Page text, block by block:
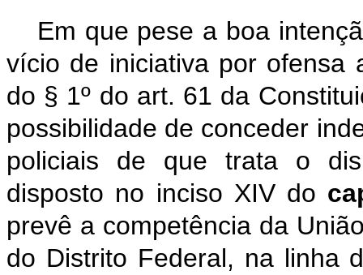
Em que pese a boa
vício de iniciativa por ofensa
do § 1º do art. 61 da
possibilidade de conceder
policiais de que trata o
disposto no inciso XIV do
prevê a competência da
do Distrito Federal, na linha